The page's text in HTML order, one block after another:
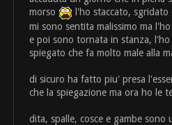
morso
l'ho staccato,
mi sono sentita malissimo ma
e poi sono tornata in stanza, l'ho
spiegato che fa molto male alla
di sicuro ha fatto piu' presa
che la spiegazione ma ora ho le
dita, spalle, cosce e gambe